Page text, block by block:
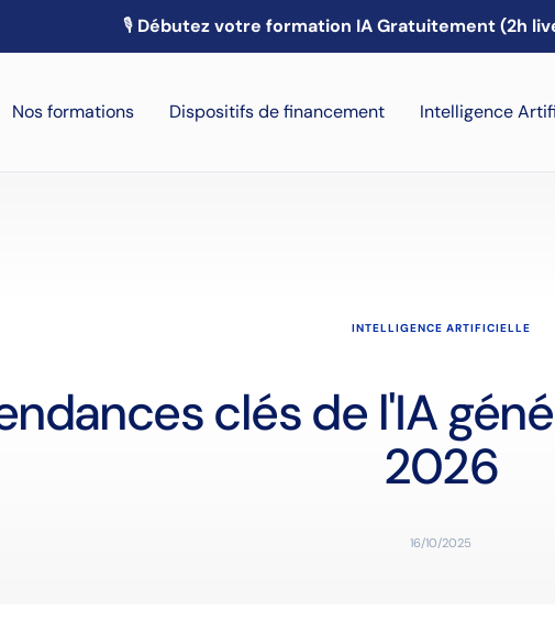
🎙️ Webinaire IA : Mardi 21 avril à 13h →
Nos formations Dispositifs de financement Intelligence
INTELLIGENCE ARTIFICIELLE
clés de l'IA
2026
16/10/2025
🎙️ Débutez votre formation IA Gratuitement (2h